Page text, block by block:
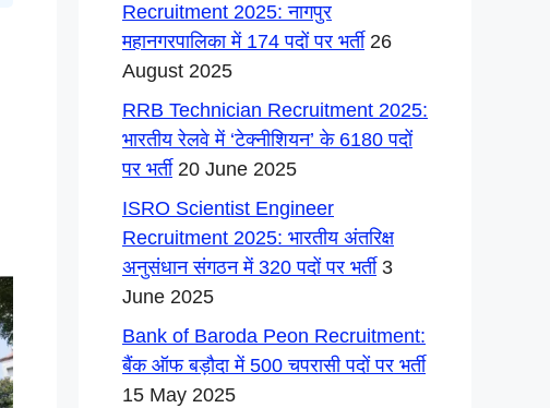
Recruitment 2025: नागपुर
महानगरपालिका में 174 पदों पर भर्ती 26
August 2025
RRB Technician Recruitment 2025:
भारतीय रेलवे में ‘टेक्नीशियन’ के 6180 पदों
पर भर्ती 20 June 2025
ISRO Scientist Engineer
Recruitment 2025: भारतीय अंतरिक्ष
अनुसंधान संगठन में 320 पदों पर भर्ती 3
June 2025
Bank of Baroda Peon Recruitment:
बैंक ऑफ बड़ौदा में 500 चपरासी पदों पर भर्ती
15 May 2025